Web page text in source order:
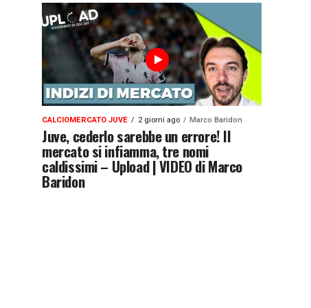
CALCIOMERCATO JUVE 2 giorni ago Marco Baridon
Juve, cederlo sarebbe un errore! Il
mercato si infiamma, tre nomi
caldissimi – Upload | VIDEO di Marco
Baridon